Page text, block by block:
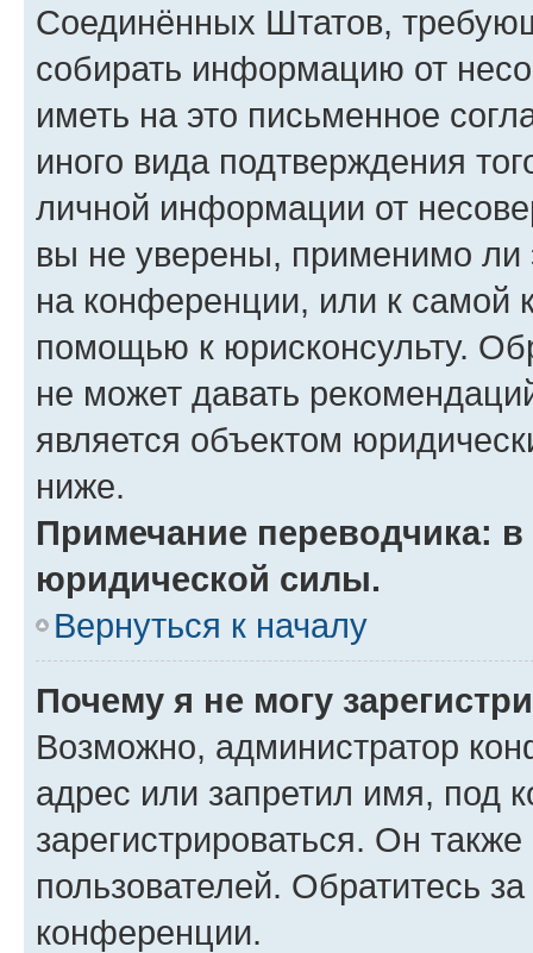
Соединённых Штатов,
собирать информацию от
иметь на это письменное
иного вида подтверждения
личной информации от
вы не уверены, применимо ли
на конференции, или к самой
помощью к юрисконсульту.
не может давать
является объектом
ниже.
Примечание переводчика:
юридической силы.
Вернуться к началу
Почему я не могу
Возможно, администратор
адрес или запретил имя, под
зарегистрироваться. Он
пользователей. Обратитесь
конференции.